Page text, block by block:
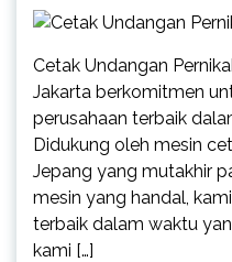
Cetak Undangan
Jakarta berkomitmen
perusahaan terbaik
Didukung oleh mesin
Jepang yang mutakhir
mesin yang handal,
terbaik dalam waktu
kami […]